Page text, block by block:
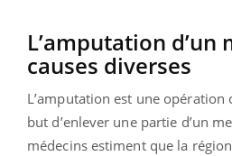
L’amputation d’un
causes diverses
L’amputation est une
but d’enlever une partie d’un
médecins estiment que la